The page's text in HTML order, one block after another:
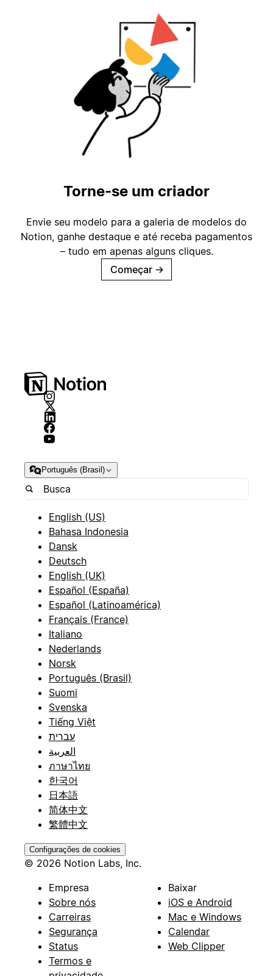
Torne-se um criador
Envie seu modelo para a galeria de modelos do
Notion, ganhe destaque e até receba pagamentos
– tudo em apenas alguns cliques.
Começar →
Português (Brasil)
English (US)
Bahasa Indonesia
Dansk
Deutsch
English (UK)
Español (España)
Español (Latinoamérica)
Français (France)
Italiano
Nederlands
Norsk
Português (Brasil)
Suomi
Svenska
Tiếng Việt
עברית
العربية
ภาษาไทย
한국어
日本語
简体中文
繁體中文
Configurações de cookies
© 2026 Notion Labs, Inc.
Empresa
Sobre nós
Carreiras
Segurança
Status
Termos e
Baixar
iOS e Android
Mac e Windows
Calendar
Web Clipper